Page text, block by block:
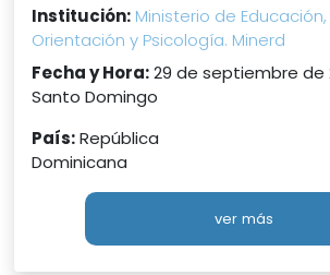
Institución: Ministerio de
Orientación y Psicología. Minerd
Fecha y Hora:29 de septiembre de
Santo Domingo
País:República
Dominicana
ver más